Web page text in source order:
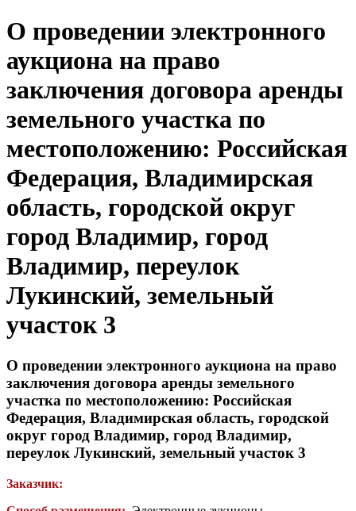
О проведении электронного
аукциона на право
заключения договора аренды
земельного участка по
местоположению: Российская
Федерация, Владимирская
область, городской округ
город Владимир, город
Владимир, переулок
Лукинский, земельный
участок 3
О проведении электронного аукциона на право
заключения договора аренды земельного
участка по местоположению: Российская
Федерация, Владимирская область, городской
округ город Владимир, город Владимир,
переулок Лукинский, земельный участок 3
Заказчик: